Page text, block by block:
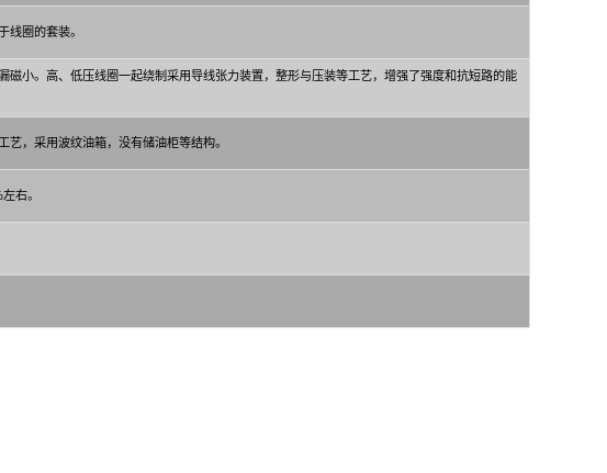
线圈的套装。
小。高、低压线圈一起绕制采用导线张力装置，整形与压装等工艺，增强了强度和抗短路的能
，采用波纹油箱，没有储油柜等结构。
右。